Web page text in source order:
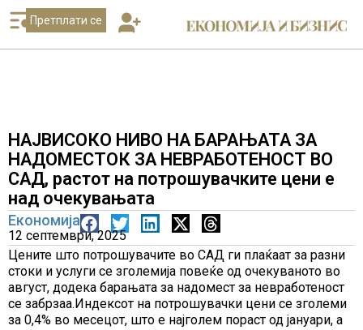
Претплати се
НАЈВИСОКО НИВО НА БАРАЊАТА ЗА
НАДОМЕСТОК ЗА НЕВРАБОТЕНОСТ ВО
САД, растот на потрошувачките цени е
над очекувањата
Економија
12 септември, 2025
Цените што потрошувачите во САД ги плаќаат за разни
стоки и услуги се зголемија повеќе од очекуваното во
август, додека барањата за надомест за невработеност
се забрзаа.Индексот на потрошувачки цени се зголеми
за 0,4% во месецот, што е најголем пораст од јануари, а